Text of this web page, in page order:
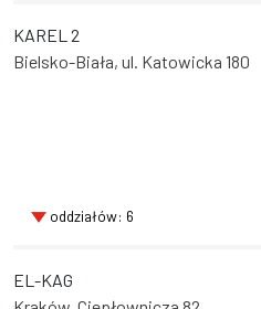
KAREL 2
Bielsko-Biała, ul. Katowicka 180
oddziałów: 6
EL-KAG